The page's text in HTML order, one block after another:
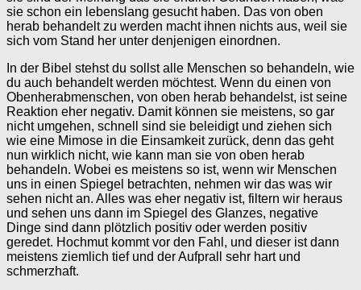
sie schon ein lebenslang gesucht haben. Das von oben
herab behandelt zu werden macht ihnen nichts aus, weil sie
sich vom Stand her unter denjenigen einordnen.
In der Bibel stehst du sollst alle Menschen so behandeln, wie
du auch behandelt werden möchtest. Wenn du einen von
Obenherabmenschen, von oben herab behandelst, ist seine
Reaktion eher negativ. Damit können sie meistens, so gar
nicht umgehen, schnell sind sie beleidigt und ziehen sich
wie eine Mimose in die Einsamkeit zurück, denn das geht
nun wirklich nicht, wie kann man sie von oben herab
behandeln. Wobei es meistens so ist, wenn wir Menschen
uns in einen Spiegel betrachten, nehmen wir das was wir
sehen nicht an. Alles was eher negativ ist, filtern wir heraus
und sehen uns dann im Spiegel des Glanzes, negative
Dinge sind dann plötzlich positiv oder werden positiv
geredet. Hochmut kommt vor den Fahl, und dieser ist dann
meistens ziemlich tief und der Aufprall sehr hart und
schmerzhaft.